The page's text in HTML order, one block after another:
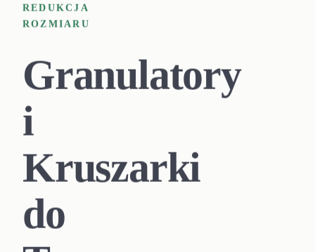
REDUKCJA
ROZMIARU
Granulatory
i
Kruszarki
do